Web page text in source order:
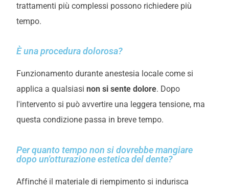
trattamenti più complessi possono richiedere più
tempo.
È una procedura dolorosa?
Funzionamento durante anestesia locale come si
applica a qualsiasi non si sente dolore. Dopo
l'intervento si può avvertire una leggera tensione, ma
questa condizione passa in breve tempo.
Per quanto tempo non si dovrebbe mangiare
dopo un'otturazione estetica del dente?
Affinché il materiale di riempimento si indurisca